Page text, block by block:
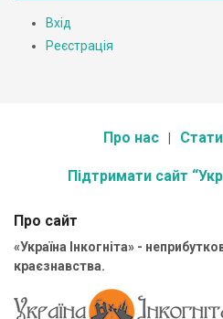
Вхід
Реєстрація
Про нас
Підтримати сайт
Про сайт
«Україна Інкогніта» -
краєзнавства.